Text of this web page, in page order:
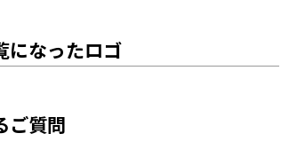
になったロゴ
ご質問